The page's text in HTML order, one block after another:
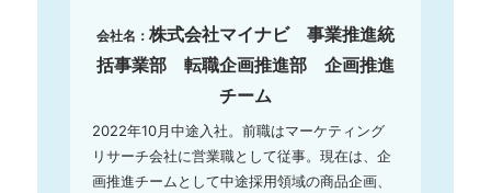
会社名： 株式会社マイナビ 事業推進統
括事業部 転職企画推進部 企画推進
チーム
2022年10月中途入社。前職はマーケティング
リサーチ会社に営業職として従事。現在は、企
画推進チームとして中途採用領域の商品企画、